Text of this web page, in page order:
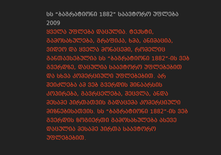
სს “ბაგრატიონი 1882” საავტორო უფლება
2009
ყველა უფლება დაცულია. ტექსტი,
გამოსახულება, გრაფიკა, ხმა, ანიმაცია,
ვიდეო და ყველა მონაცემი, რომელიც
განთავსებულია სს “ბაგრატიონი 1882”-ის ვებ
გვერდზე, დაცულია საავტორო უფლებებით
და სხვა კომერციული უფლებებით. არ
შეიძლება ამ ვებ გვერდის შინაარსის
კოპირება, გავრცელება, შეცვლა, ანდა
მესამე პირთათვის გადაცემა კომერციული
მიზნებისათვის. სს “ბაგრატიონი 1882”-ის ვებ
გვერდის ზოგიერთი გამოსახულება ასევე
დაცულია მესამე პირთა საავტორო
უფლებებით.